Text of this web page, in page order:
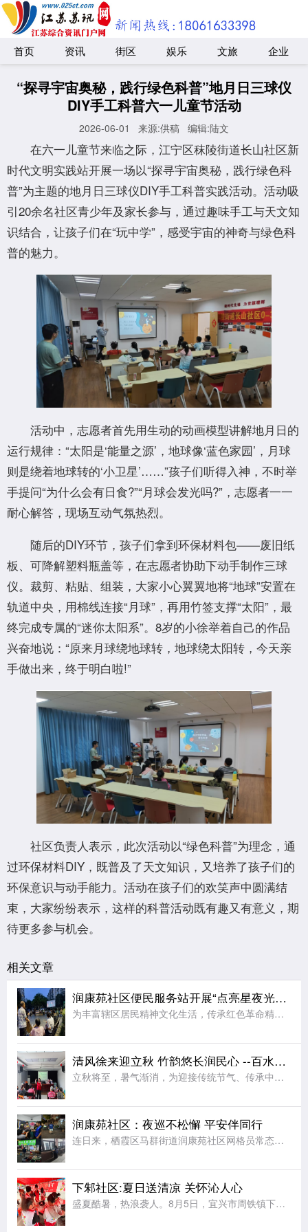
首页 资讯 街区 娱乐 文旅 企业
“探寻宇宙奥秘，践行绿色科普”地月日三球仪
DIY手工科普六一儿童节活动
2026-06-01 来源:供稿 编辑:陆文
在六一儿童节来临之际，江宁区秣陵街道长山社区新
时代文明实践站开展一场以“探寻宇宙奥秘，践行绿色科
普”为主题的地月日三球仪DIY手工科普实践活动。活动吸
引20余名社区青少年及家长参与，通过趣味手工与天文知
识结合，让孩子们在“玩中学”，感受宇宙的神奇与绿色科
普的魅力。
活动中，志愿者首先用生动的动画模型讲解地月日的
运行规律：“太阳是‘能量之源’，地球像‘蓝色家园’，月球
则是绕着地球转的‘小卫星’……”孩子们听得入神，不时举
手提问“为什么会有日食?”“月球会发光吗?”，志愿者一一
耐心解答，现场互动气氛热烈。
随后的DIY环节，孩子们拿到环保材料包——废旧纸
板、可降解塑料瓶盖等，在志愿者协助下动手制作三球
仪。裁剪、粘贴、组装，大家小心翼翼地将“地球”安置在
轨道中央，用棉线连接“月球”，再用竹签支撑“太阳”，最
终完成专属的“迷你太阳系”。8岁的小徐举着自己的作品
兴奋地说：“原来月球绕地球转，地球绕太阳转，今天亲
手做出来，终于明白啦!”
社区负责人表示，此次活动以“绿色科普”为理念，通
过环保材料DIY，既普及了天文知识，又培养了孩子们的
环保意识与动手能力。活动在孩子们的欢笑声中圆满结
束，大家纷纷表示，这样的科普活动既有趣又有意义，期
待更多参与机会。
相关文章
润康苑社区便民服务站开展“点亮星夜光影 赓续红色薪火”
为丰富辖区居民精神文化生活，传承红色革命精神，厚植群众爱国情怀，8月5日晚，马群街道宣传文体办联合润康苑社区党总支、新时代文明实践站、关工委、掌上云社区、妇联开展露天红色电影放映活动，为居民送上一场精
清风徐来迎立秋 竹韵悠长润民心 --百水家园社区竹编扇手工体验润民心
立秋将至，暑气渐消，为迎接传统节气、传承中华优秀传统文化，丰富辖区居民夏日及立秋时节精神文化生活，让大家近距离感受非遗手工艺的独特魅力，8月6日上午，栖霞区马群街道百水家园社区党委、新时代文明实践站联
润康苑社区：夜巡不松懈 平安伴同行
连日来，栖霞区马群街道润康苑社区网格员常态化开展夏夜常态化治安巡逻，以脚步丈量平安，用坚守守护夏夜安宁。夜幕降临，网格员组成巡逻小队，开启夜间巡防值守。巡逻队伍采取定点值守与动态巡查相结合的方式，围绕
下邾社区:夏日送清凉 关怀沁人心
盛夏酷暑，热浪袭人。8月5日，宜兴市周铁镇下邾社区新时代文明实践站精心组织十余名青年志愿者，开展“夏日送清凉，关爱户外劳动者”主题文明实践志愿服务活动，用贴心举措为坚守高温岗位的工作者送去丝丝凉意，传